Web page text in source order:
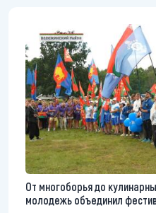
От многоборья до
молодежь объединил